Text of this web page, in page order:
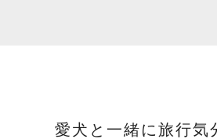
愛犬と一緒に旅行気